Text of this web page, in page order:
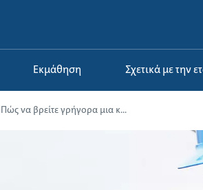
Εκμάθηση Σχετικά με την
Πώς να βρείτε γρήγορα μια κ...